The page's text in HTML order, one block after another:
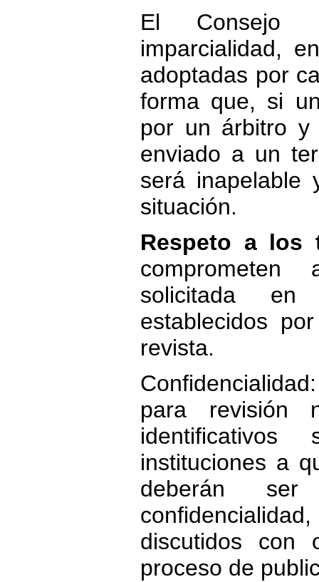
El Consejo
imparcialidad,
adoptadas por
forma que, si
por un árbitro y
enviado a un
será inapelable
situación.
Respeto a los
solicitada
establecidos
revista.
para revisión
instituciones a
deberán
discutidos con
proceso de